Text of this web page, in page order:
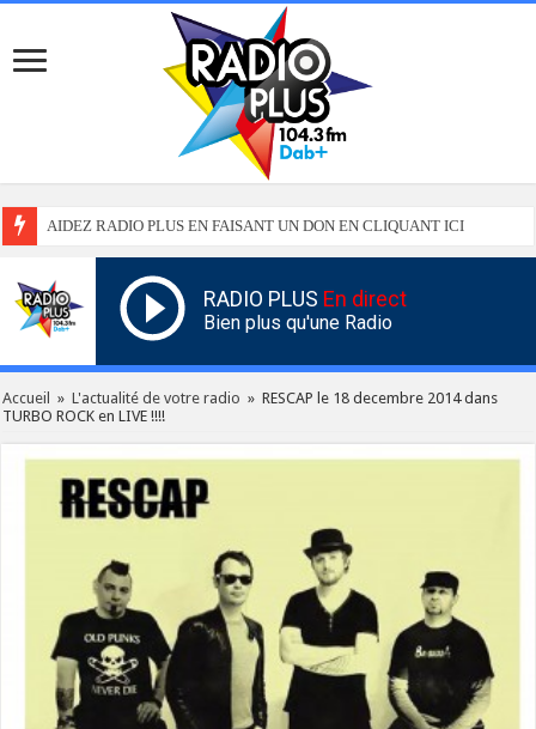
AIDEZ RADIO PLUS EN FAISANT UN DON EN CLIQUANT ICI
RADIO PLUS En direct
Bien plus qu'une Radio
Accueil » L'actualité de votre radio » RESCAP le 18 decembre 2014 dans
TURBO ROCK en LIVE !!!!